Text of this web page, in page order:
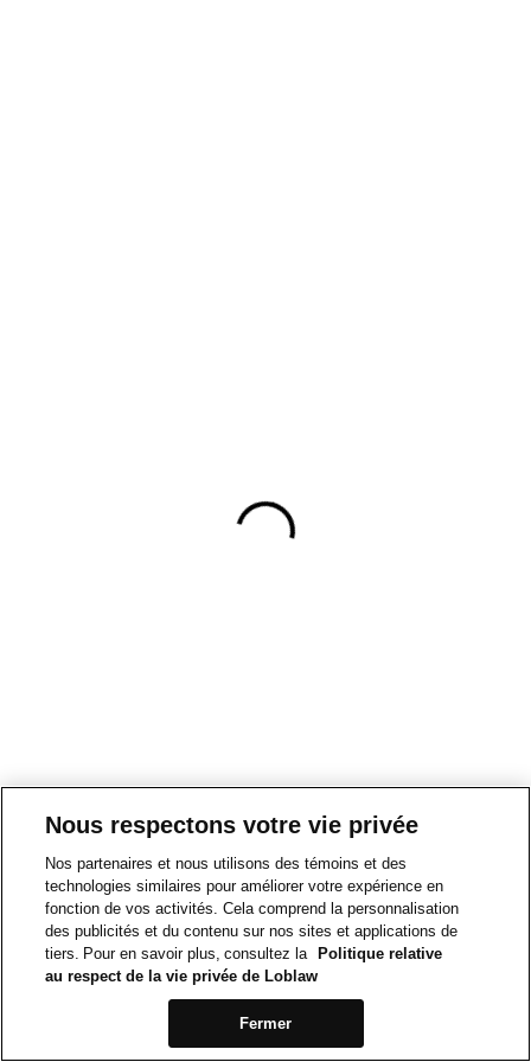
Nous respectons votre vie privée
Nos partenaires et nous utilisons des témoins et des
technologies similaires pour améliorer votre expérience en
fonction de vos activités. Cela comprend la personnalisation
des publicités et du contenu sur nos sites et applications de
tiers. Pour en savoir plus, consultez la
Politique relative
au respect de la vie privée de Loblaw
Fermer